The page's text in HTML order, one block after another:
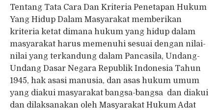
Tentang Tata Cara Dan Kriteria Penetapan Hukum
Yang Hidup Dalam Masyarakat memberikan
kriteria ketat dimana hukum yang hidup dalam
masyarakat harus memenuhi sesuai dengan nilai-
nilai yang terkandung dalam Pancasila, Undang-
Undang Dasar Negara Republik Indonesia Tahun
1945, hak asasi manusia, dan asas hukum umum
yang diakui masyarakat bangsa-bangsa dan diakui
dan dilaksanakan oleh Masyarakat Hukum Adat